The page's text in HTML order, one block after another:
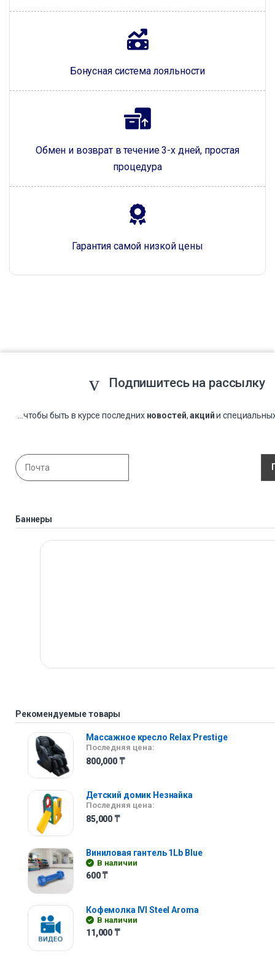
Бонусная система лояльности
Обмен и возврат в течение 3-х дней, простая
процедура
Гарантия самой низкой цены
Подпишитесь на рассылку
...чтобы быть в курсе последних новостей,акцийи
Баннеры
Рекомендуемые товары
Массажное кресло Relax Prestige
Последняя цена:
800,000 ₸
Детский домик Незнайка
Последняя цена:
85,000 ₸
Виниловая гантель 1Lb Blue
В наличии
600₸
Кофемолка IVI Steel Aroma
В наличии
11,000 ₸